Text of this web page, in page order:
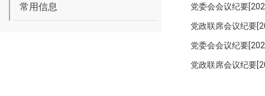
常用信息 党委会会议纪要
党政联席会议纪要
党委会会议纪要
党政联席会议纪要